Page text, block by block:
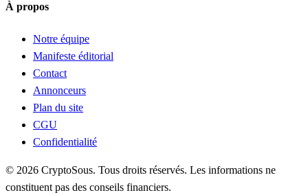
À propos
Notre équipe
Manifeste éditorial
Contact
Annonceurs
Plan du site
CGU
Confidentialité
© 2026 CryptoSous. Tous droits réservés. Les informations ne
constituent pas des conseils financiers.